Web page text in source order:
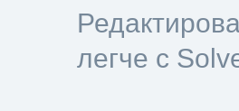
легче с